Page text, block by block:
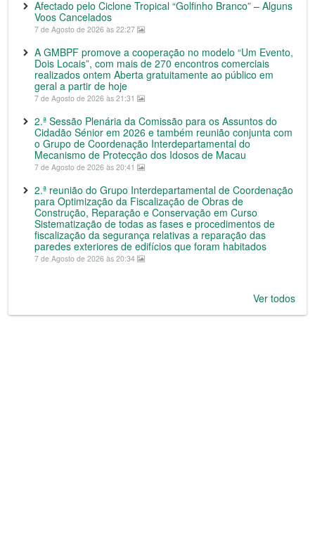
Afectado pelo Ciclone Tropical “Golfinho Branco” – Alguns
Voos Cancelados
7 de Agosto de 2026 às 22:27
A GMBPF promove a cooperação no modelo “Um Evento,
Dois Locais”, com mais de 270 encontros comerciais
realizados ontem Aberta gratuitamente ao público em
geral a partir de hoje
7 de Agosto de 2026 às 21:31
2.ª Sessão Plenária da Comissão para os Assuntos do
Cidadão Sénior em 2026 e também reunião conjunta com
o Grupo de Coordenação Interdepartamental do
Mecanismo de Protecção dos Idosos de Macau
7 de Agosto de 2026 às 20:41
2.ª reunião do Grupo Interdepartamental de Coordenação
para Optimização da Fiscalização de Obras de
Construção, Reparação e Conservação em Curso
Sistematização de todas as fases e procedimentos de
fiscalização da segurança relativas a reparação das
paredes exteriores de edifícios que foram habitados
7 de Agosto de 2026 às 20:34
Ver todos